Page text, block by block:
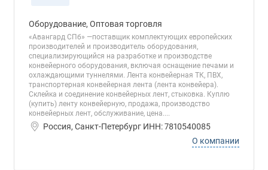
Оборудование, Оптовая торговля
«Авангард СПб» —поставщик комплектующих европейских
производителей и производитель оборудования,
специализирующийся на разработке и производстве
конвейерного оборудования, включая оснащение печами и
охлаждающими туннелями. Лента конвейерная ТК, ПВХ,
транспортерная конвейерная лента (лента конвейера).
Склейка и соединение конвейерных лент, стыковка. Куплю
(купить) ленту конвейерную, продажа, производство
конвейерных лент, обслуживание, цена....
Россия, Санкт-Петербург ИНН: 7810540085
О компании